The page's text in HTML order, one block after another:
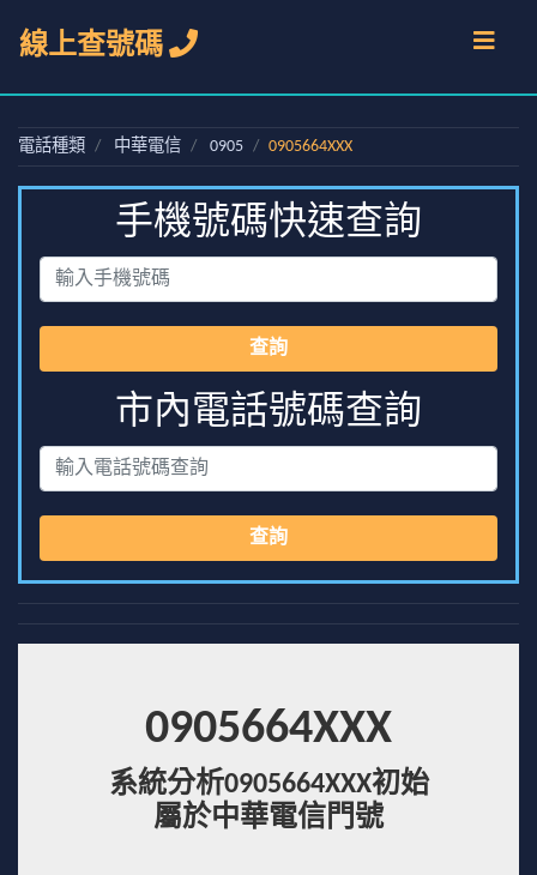
線上查號碼
電話種類 中華電信 0905 0905664XXX
手機號碼快速查詢
查詢
市內電話號碼查詢
查詢
0905664XXX
系統分析0905664XXX初始
屬於中華電信門號